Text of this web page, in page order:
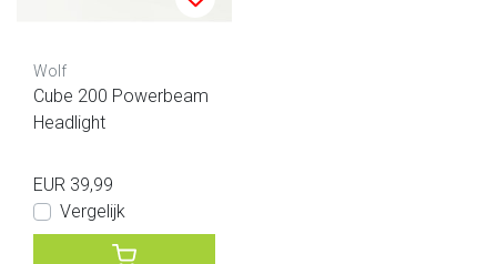
Wolf
Cube 200 Powerbeam
Headlight
EUR 39,99
Vergelijk